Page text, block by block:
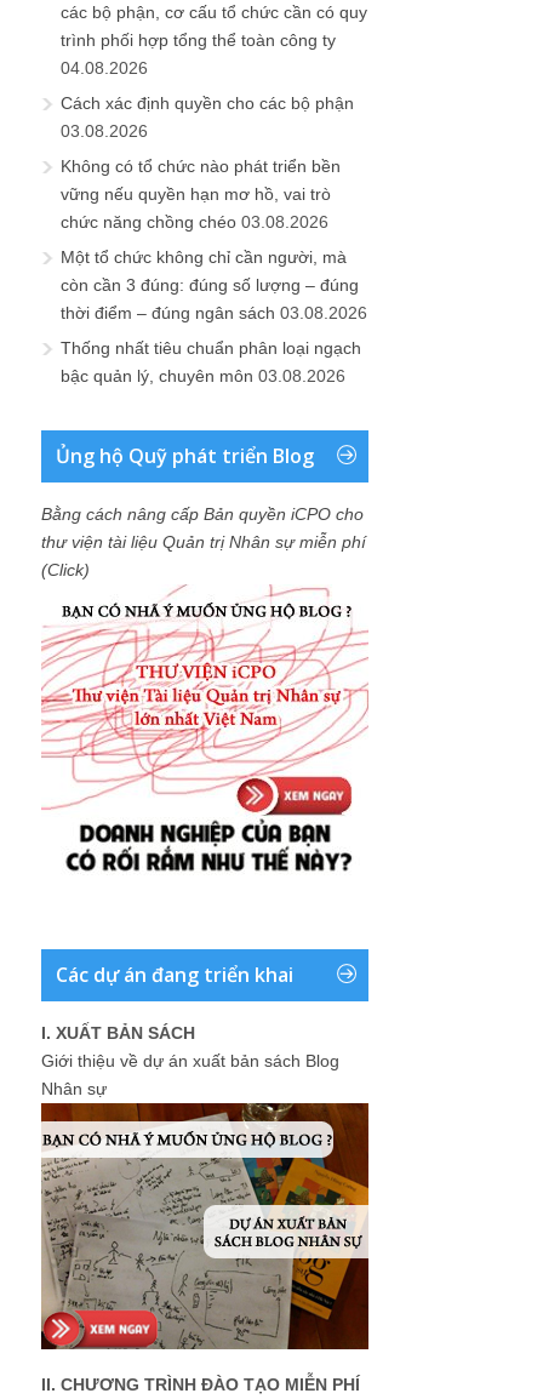
các bộ phận, cơ cấu tổ chức cần có quy
trình phối hợp tổng thể toàn công ty
04.08.2026
Cách xác định quyền cho các bộ phận
03.08.2026
Không có tổ chức nào phát triển bền
vững nếu quyền hạn mơ hồ, vai trò
chức năng chồng chéo 03.08.2026
Một tổ chức không chỉ cần người, mà
còn cần 3 đúng: đúng số lượng – đúng
thời điểm – đúng ngân sách 03.08.2026
Thống nhất tiêu chuẩn phân loại ngạch
bậc quản lý, chuyên môn 03.08.2026
Ủng hộ Quỹ phát triển Blog
Bằng cách nâng cấp Bản quyền iCPO cho
thư viện tài liệu Quản trị Nhân sự miễn phí
(Click)
Các dự án đang triển khai
I. XUẤT BẢN SÁCH
Giới thiệu về dự án xuất bản sách Blog
Nhân sự
II. CHƯƠNG TRÌNH ĐÀO TẠO MIỄN PHÍ